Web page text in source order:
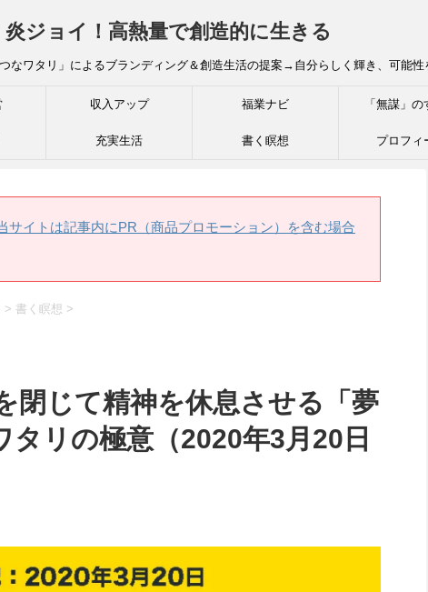
ジョイ！高熱量で創造的に生きる
なワタリ」によるブランディング＆創造生活の提案→自分らしく輝き、可能性
収入アップ 福業ナビ 「無謀」の
充実生活 書く瞑想 プロフィ
サイトは記事内にPR（商品プロモーション）を含む場合
> 書く瞑想 >
閉じて精神を休息させる「夢
タリの極意（2020年3月20日